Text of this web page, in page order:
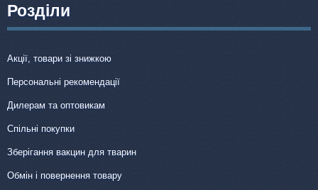
Розділи
Акції, товари зі знижкою
Персональні рекомендації
Дилерам та оптовикам
Спільні покупки
Зберігання вакцин для тварин
Обмін і повернення товару